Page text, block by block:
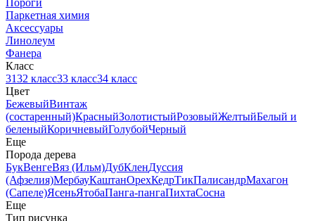
Пороги
Паркетная химия
Аксессуары
Линолеум
Фанера
Класс
3132 класс33 класс34 класс
Цвет
БежевыйВинтаж
(состаренный)КрасныйЗолотистыйРозовыйЖелтыйБелый и
беленыйКоричневыйГолубойЧерный
Еще
Порода дерева
БукВенгеВяз (Ильм)ДубКленДуссия
(Афзелия)МербауКаштанОрехКедрТикПалисандрМахагон
(Сапеле)ЯсеньЯтобаПанга-пангаПихтаСосна
Еще
Тип рисунка